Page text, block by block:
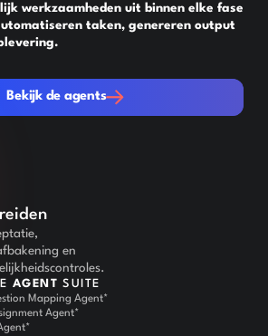
werkzaamheden uit binnen elke fase
taken, genereren output
Bekijk de agents
en
AGENT SUITE
Mapping Agent*
Agent*